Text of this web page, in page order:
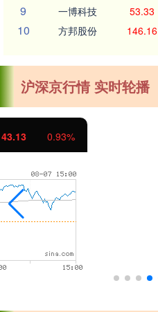
9 一博科技 53.33
10 方邦股份 146.16
沪深京行情 实时轮播
北证50